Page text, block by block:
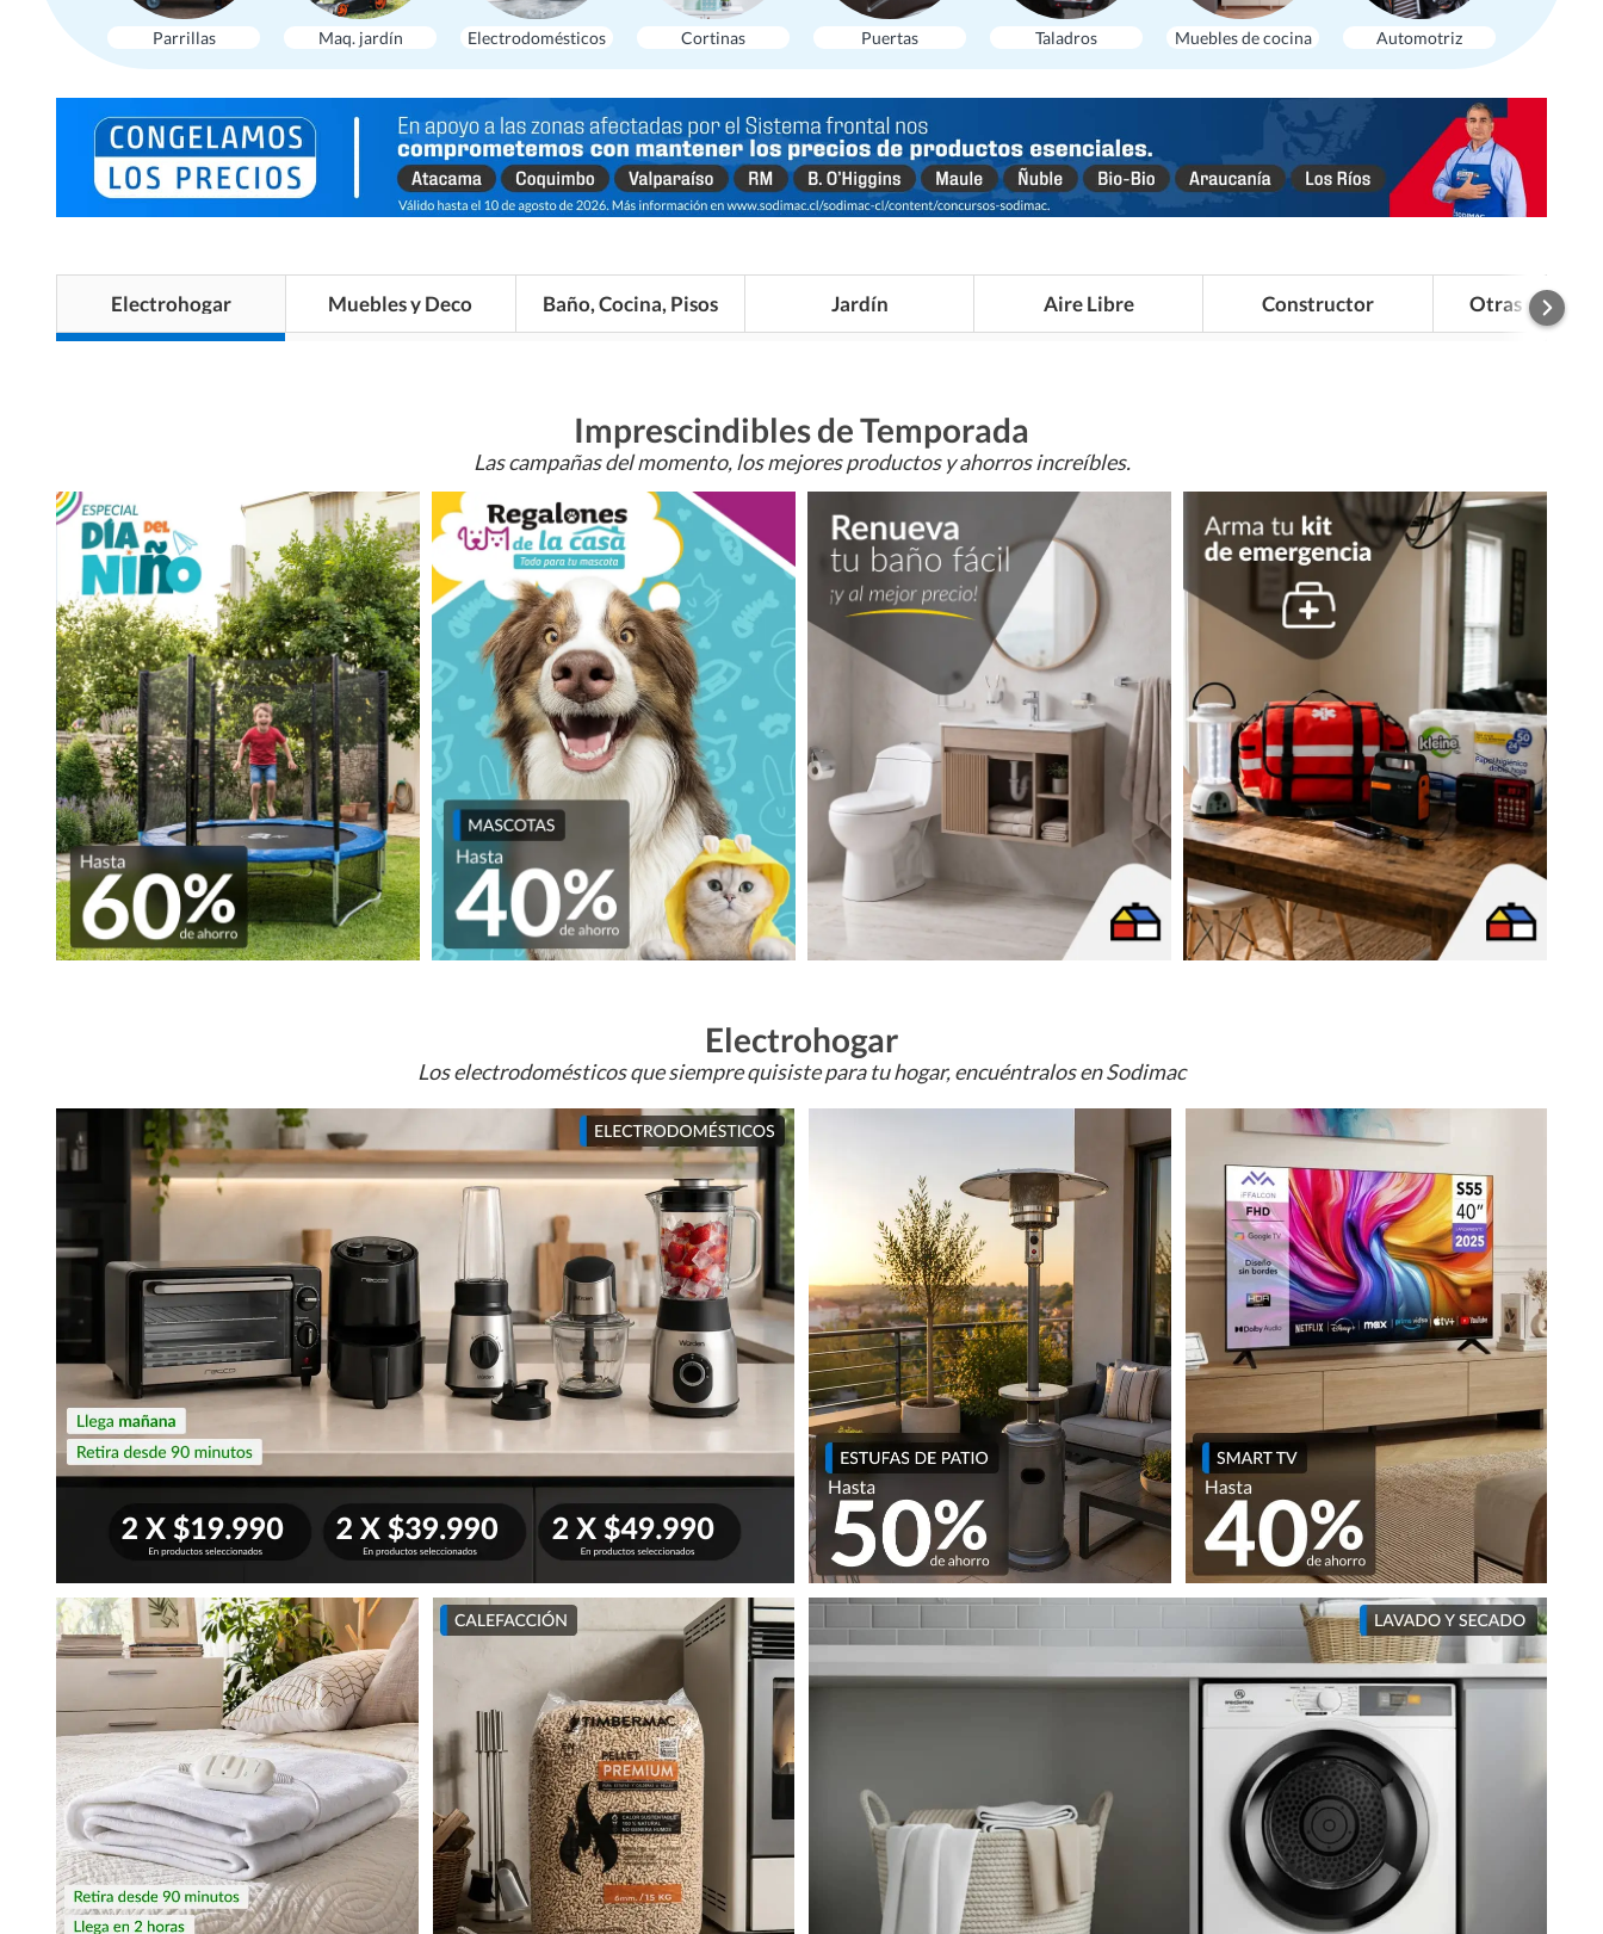
Parrillas Maq. jardín Electrodomésticos Cortinas Puertas Taladros Muebles de cocina Automotriz
Electrohogar Muebles y Deco Baño, Cocina, Pisos Jardín Aire Libre Constructor Otras
Imprescindibles de Temporada
Las campañas del momento, los mejores productos y ahorros increíbles.
Electrohogar
Los electrodomésticos que siempre quisiste para tu hogar, encuéntralos en Sodimac